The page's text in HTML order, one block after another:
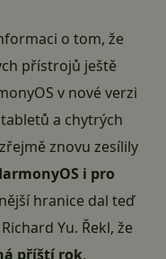
o tom, že
přístrojů ještě
v nové verzi
a chytrých
znovu zesílily
i pro
hranice dal teď
Yu. Řekl, že
příští rok.